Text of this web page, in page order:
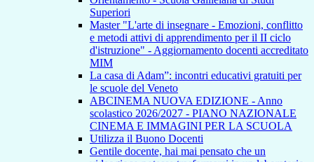
Superiori
Master "L'arte di insegnare - Emozioni, conflitto
e metodi attivi di apprendimento per il II ciclo
d'istruzione" - Aggiornamento docenti accreditato
MIM
La casa di Adam”: incontri educativi gratuiti per
le scuole del Veneto
ABCINEMA NUOVA EDIZIONE - Anno
scolastico 2026/2027 - PIANO NAZIONALE
CINEMA E IMMAGINI PER LA SCUOLA
Utilizza il Buono Docenti
Gentile docente, hai mai pensato che un